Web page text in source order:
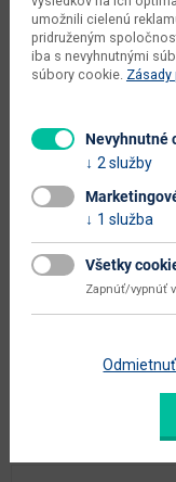
-
umožnili cielenú
pridruženým
iba s nevyhnutnými
súbory cookie.
Nevyhnutné
2 služby
1 služba
Všetky
Zapnúť/vypnúť